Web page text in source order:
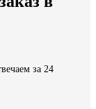
за 24